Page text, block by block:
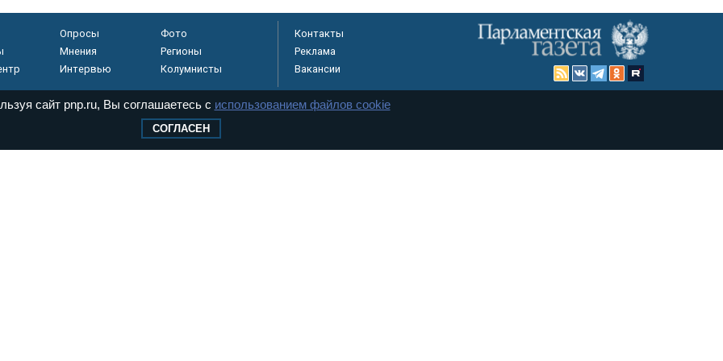
Опросы
Фото
Мнения
Регионы
Интервью Колумнисты
Контакты
Реклама
Вакансии
и
сайт pnp.ru, Вы соглашаетесь с использованием файлов cookie
СОГЛАСЕН